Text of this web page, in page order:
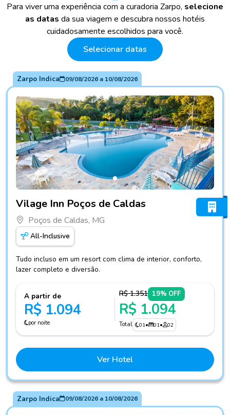
Para viver uma experiência com a curadoria Zarpo, selecione
as datas da sua viagem e descubra nossos hotéis
cuidadosamente escolhidos para você.
Selecionar datas
Zarpo Indica 09/08/2026a 10/08/2026
Vilage Inn Poços de Caldas
Poços de Caldas, MG
All-Inclusive
Tudo incluso em um resort com clima de interior, conforto,
lazer completo e diversão.
A partir de
R$ 1.094
por noite
R$ 1.351 19% OFF
R$ 1.094
Total 01• 01• 02
Ver Hotel
Zarpo Indica 09/08/2026a 10/08/2026